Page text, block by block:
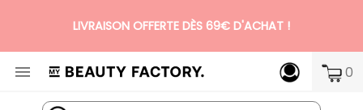
LIVRAISON OFFERTE DÈS 69€ D'ACHAT !
N°1 DES BOX BEAUTÉ PREMIUM SANS ENGAGEMENT
 0